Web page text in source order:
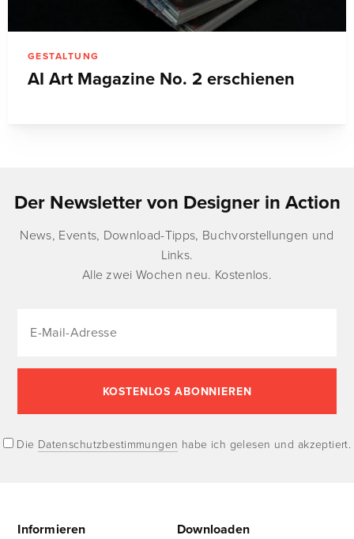
GESTALTUNG
AI Art Magazine No. 2 erschienen
Der Newsletter von Designer in Action
News, Events, Download-Tipps, Buchvorstellungen und
Links.
Alle zwei Wochen neu. Kostenlos.
Die Datenschutzbestimmungen habe ich gelesen und akzeptiert.
Informieren Downloaden